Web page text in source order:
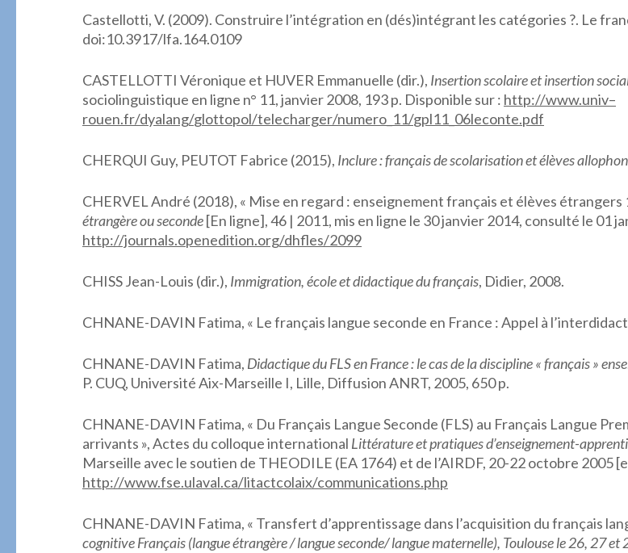
Castellotti, V. (2009). Construire l’intégration en (dés)intégrant les catégories ?. Le
doi:10.3917/lfa.164.0109
CASTELLOTTI Véronique et HUVER Emmanuelle (dir.), Insertion scolaire et insertion
sociolinguistique en ligne n° 11, janvier 2008, 193 p. Disponible sur : http://www.univ–
rouen.fr/dyalang/glottopol/telecharger/numero _11/gpl11_06leconte.pdf
CHERQUI Guy, PEUTOT Fabrice (2015), Inclure : francais de scolarisation et élèves
CHERVEL André (2018), « Mise en regard : enseignement français et élèves étrangers
étrangère ou seconde[En ligne], 46 | 2011, mis en ligne le 30 janvier 2014, consulté le 01
http://journals.openedition.org/dhfles/2099
CHISS Jean-Louis (dir.), Immigration, école et didactique du français, Didier, 2008.
CHNANE-DAVIN Fatima, « Le français langue seconde en France : Appel à
CHNANE-DAVIN Fatima, Didactique du FLS en France : le cas de la discipline « français »
P. CUQ, Université Aix-Marseille I, Lille, Diffusion ANRT, 2005, 650 p.
CHNANE-DAVIN Fatima, « Du Français Langue Seconde (FLS) au Français Langue
arrivants », Actes du colloque international Littérature et pratiques d’enseignement-
Marseille avec le soutien de THEODILE (EA 1764) et de l’AIRDF, 20-22 octobre 2005
http://www.fse.ulaval.ca/litactcolaix/communications.php
CHNANE-DAVIN Fatima, « Transfert d’apprentissage dans l’acquisition du français
cognitive Français (langue étrangère / langue seconde/ langue maternelle), Toulouse le 26, 27